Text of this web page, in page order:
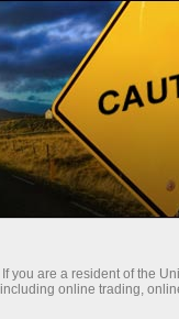
utama
you are a resident of the
online trading,